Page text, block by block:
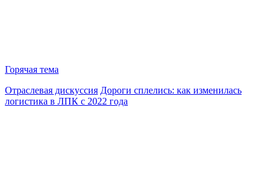
Горячая тема
Отраслевая дискуссия Дороги сплелись: как изменилась
логистика в ЛПК с 2022 года